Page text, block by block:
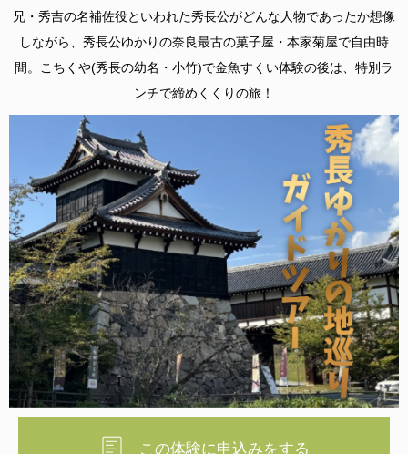
兄・秀吉の名補佐役といわれた秀長公がどんな人物であったか想像
しながら、秀長公ゆかりの奈良最古の菓子屋・本家菊屋で自由時
間。こちくや(秀長の幼名・小竹)で金魚すくい体験の後は、特別ラ
ンチで締めくくりの旅！
この体験に申込みをする